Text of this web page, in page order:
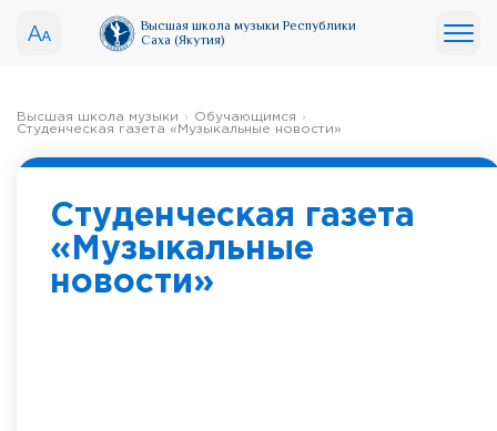
Высшая школа музыки Республики
Саха (Якутия)
Высшая школа музыки
Обучающимся
Студенческая газета «Музыкальные новости»
Студенческая газета
«Музыкальные
новости»